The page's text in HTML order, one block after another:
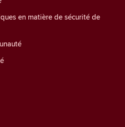
en matière de sécurité de